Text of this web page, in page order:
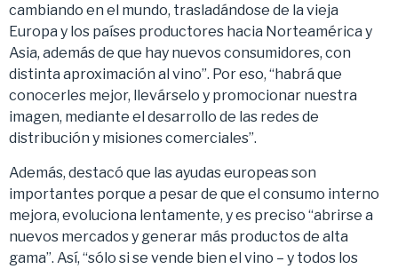
cambiando en el mundo, trasladándose de la vieja
Europa y los países productores hacia Norteamérica y
Asia, además de que hay nuevos consumidores, con
distinta aproximación al vino”. Por eso, “habrá que
conocerles mejor, llevárselo y promocionar nuestra
imagen, mediante el desarrollo de las redes de
distribución y misiones comerciales”.
Además, destacó que las ayudas europeas son
importantes porque a pesar de que el consumo interno
mejora, evoluciona lentamente, y es preciso “abrirse a
nuevos mercados y generar más productos de alta
gama”. Así, “sólo si se vende bien el vino – y todos los